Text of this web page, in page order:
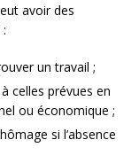
avoir des
un travail ;
celles prévues en
ou économique ;
si l’absence